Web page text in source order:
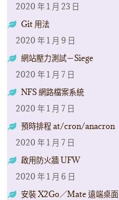
2020 年 1 月 23 日
Git 用法
2020 年 1 月 9 日
網站壓力測試－Siege
2020 年 1 月 7 日
NFS 網路檔案系統
2020 年 1 月 7 日
預時排程 at/cron/anacron
2020 年 1 月 7 日
啟用防火牆 UFW
2020 年 1 月 6 日
安裝 X2Go／Mate 遠端桌面